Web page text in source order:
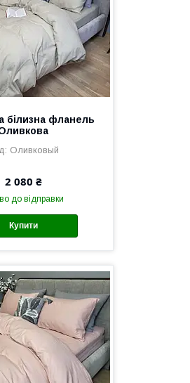
білизна фланель
Оливковый
2 080 ₴
до відправки
Купити